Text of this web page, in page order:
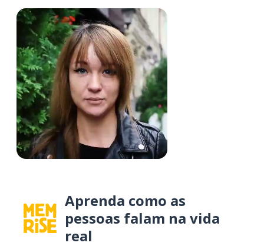
Aprenda como as
pessoas falam na vida
real